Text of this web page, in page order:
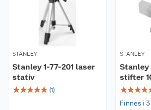
STANLEY
Stanley 1-77-201 laser
stativ
☆☆☆☆☆ (1)
STANLEY
stifter
☆☆☆☆
Finnes i